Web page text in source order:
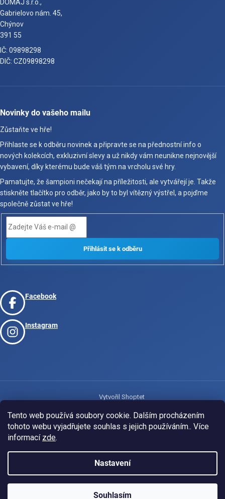
Tento web používá soubory cookie. Dalším procházením
tohoto webu vyjadřujete souhlas s jejich používáním.. Více
informací zde.
Nastavení
Souhlasím
DOMAJ s.r.o.,
Gabrielovo nám. 45,
Chýnov
391 55
IČ: 09898298
DIČ: CZ09898298
Novinky do vašeho mailu
Zůstaňte ve hře!
Přihlaste se k odběru novinek a připravte se na přednostní info o
nových kolekcích, exkluzivní slevy a už nikdy vám neunikne nejnovější
vybavení, díky kterému bude váš tým na vrcholu své hry.
Pamatujte, že šampioni nečekají na příležitosti, ale vytvářejí je. Takže
stiskněte tlačítko pro odběr, jako by to byl vítězný výstřel, a pojďme
společně zůstat ve hře!
Facebook
Instagram
Vytvořil Shoptet
Copyright 2026www.josport.cz. Všechna práva vyhrazena.